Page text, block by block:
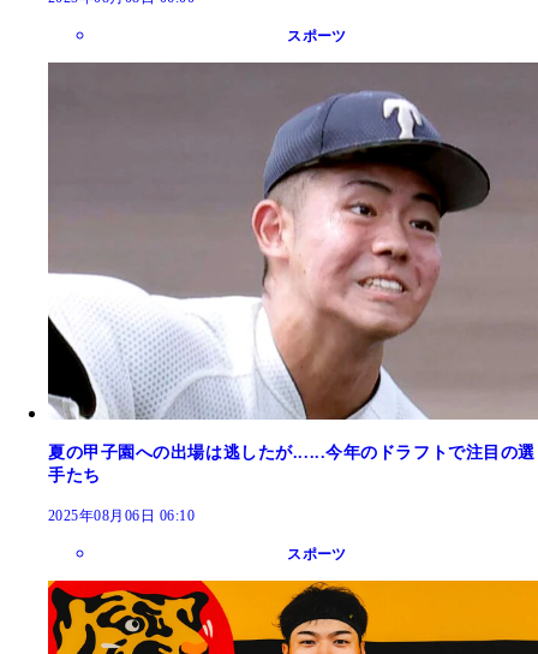
スポーツ
夏の甲子園への出場は逃したが......今年のドラフトで注目の選
手たち
2025年08月06日 06:10
スポーツ